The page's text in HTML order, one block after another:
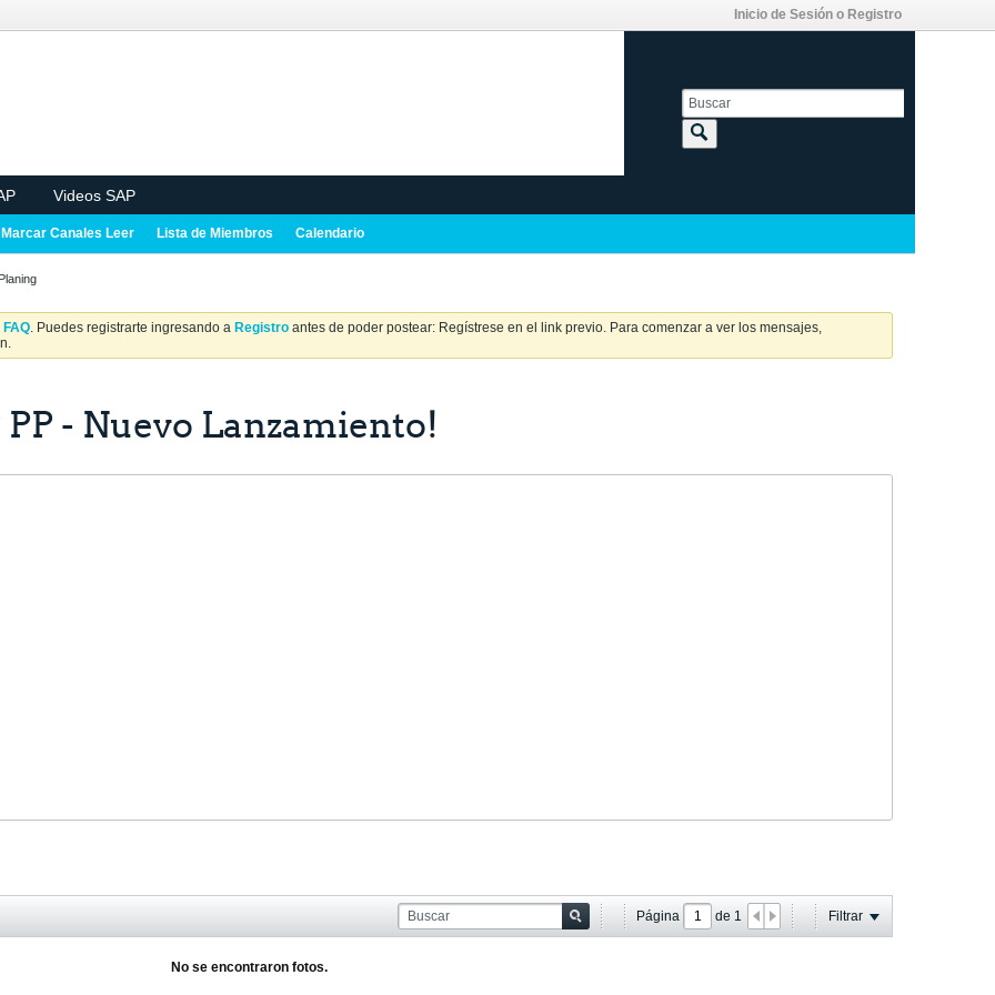
Inicio de Sesión o Registro
Videos SAP
Marcar Canales Leer Lista de Miembros Calendario
FAQ. Puedes registrarte ingresando a Registro antes de poder postear: Regístrese en el link previo. Para comenzar a ver los mensajes,
- Nuevo Lanzamiento!
Página de 1 Filtrar
No se encontraron fotos.